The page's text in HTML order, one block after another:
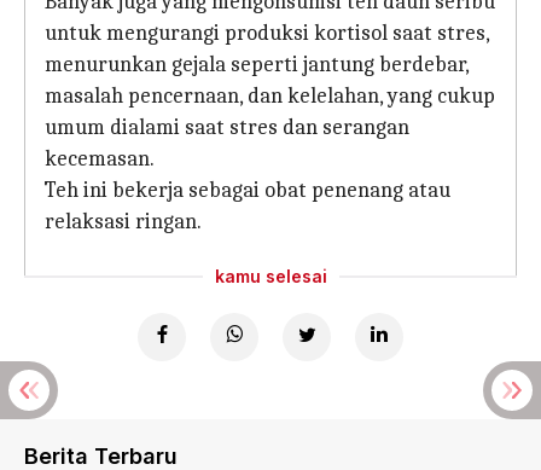
untuk mengurangi produksi kortisol saat stres,
menurunkan gejala seperti jantung berdebar,
masalah pencernaan, dan kelelahan, yang cukup
umum dialami saat stres dan serangan
kecemasan.
Teh ini bekerja sebagai obat penenang atau
relaksasi ringan.
kamu selesai
Berita Terbaru